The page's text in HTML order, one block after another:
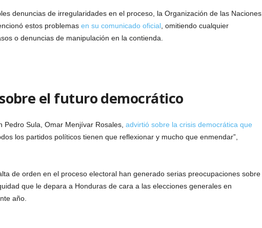
denuncias de irregularidades en el proceso, la Organización de las Naciones
estos problemasen su comunicado oficial, omitiendo cualquier
o denuncias de manipulación en la contienda.
el futuro democrático
Pedro Sula, Omar Menjívar Rosales, advirtió sobre la crisis democrática que
los partidos políticos tienen que reflexionar y mucho que enmendar”,
de orden en el proceso electoral han generado serias preocupaciones sobre
que le depara a Honduras de cara a las elecciones generales en
año.